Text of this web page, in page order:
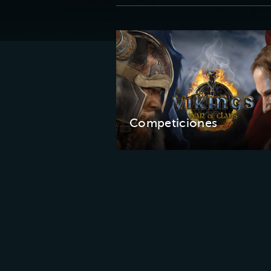
Competiciones